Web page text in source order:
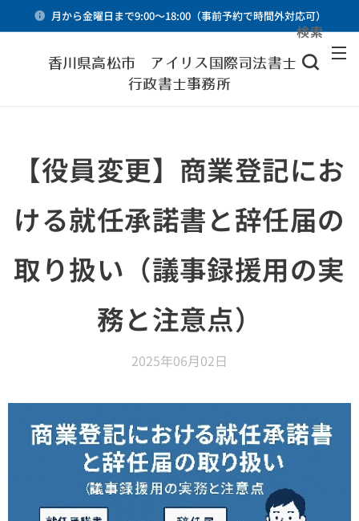
月から金曜日まで9:00～18:00（事前予約で時間外対応可）
香川県高松市 アイリス国際司法書士・
行政書士事務所
検索
【役員変更】商業登記にお
ける就任承諾書と辞任届の
取り扱い（議事録援用の実
務と注意点）
2025年06月02日